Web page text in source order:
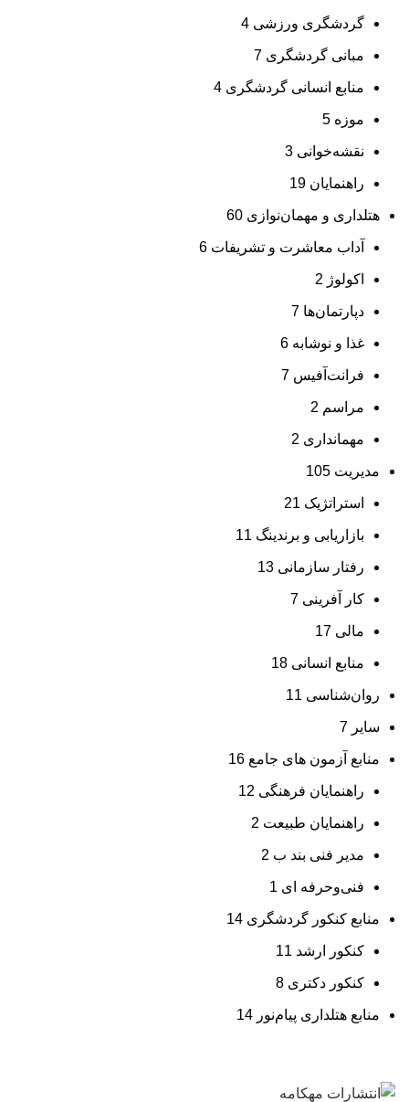
گردشگری ورزشی 4
مبانی گردشگری 7
منابع انسانی گردشگری 4
موزه 5
نقشه‌خوانی 3
راهنمایان 19
هتلداری و مهمان‌نوازی 60
آداب معاشرت و تشریفات 6
اکولوژ 2
دپارتمان‌ها 7
غذا و نوشابه 6
فرانت‌آفیس 7
مراسم 2
مهمانداری 2
مدیریت 105
استراتژیک 21
بازاریابی و برندینگ 11
رفتار سازمانی 13
کار آفرینی 7
مالی 17
منابع انسانی 18
روان‌شناسی 11
سایر 7
منابع آزمون های جامع 16
راهنمایان فرهنگی 12
راهنمایان طبیعت 2
مدیر فنی بند ب 2
فنی‌وحرفه‌ ای 1
منابع کنکور گردشگری 14
کنکور ارشد 11
کنکور دکتری 8
منابع هتلداری پیام‌نور 14